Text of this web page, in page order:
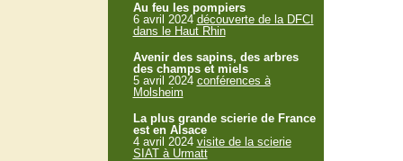
Au feu les pompiers
6 avril 2024 découverte de la DFCI
dans le Haut Rhin
Avenir des sapins, des arbres
des champs et miels
5 avril 2024 conférences à
Molsheim
La plus grande scierie de France
est en Alsace
4 avril 2024 visite de la scierie
SIAT à Urmatt